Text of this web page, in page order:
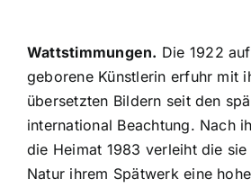
Wattstimmungen. Die 1922
geborene Künstlerin erfuhr mit
übersetzten Bildern seit den
international Beachtung. Nach
die Heimat 1983 verleiht die
Natur ihrem Spätwerk eine